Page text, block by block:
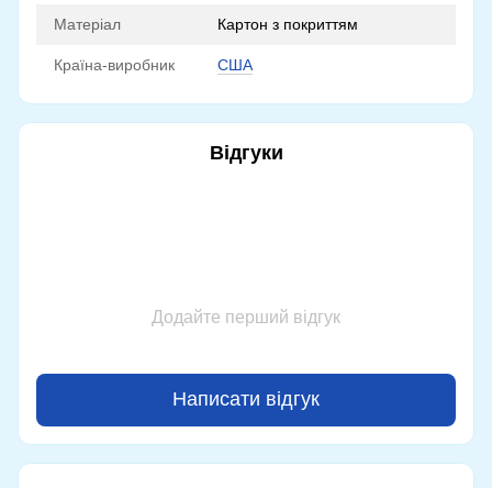
Матеріал Картон з покриттям
Країна-виробник США
Відгуки
Додайте перший відгук
Написати відгук